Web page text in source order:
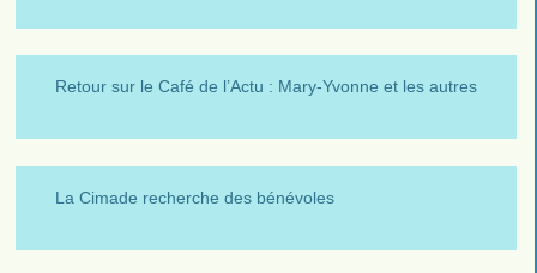
Retour sur le Café de l’Actu : Mary-Yvonne et les autres
La Cimade recherche des bénévoles